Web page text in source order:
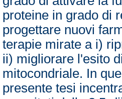
proteine in grado di
progettare nuovi
terapie mirate a i)
ii) migliorare l'esito
mitocondriale. In
presente tesi